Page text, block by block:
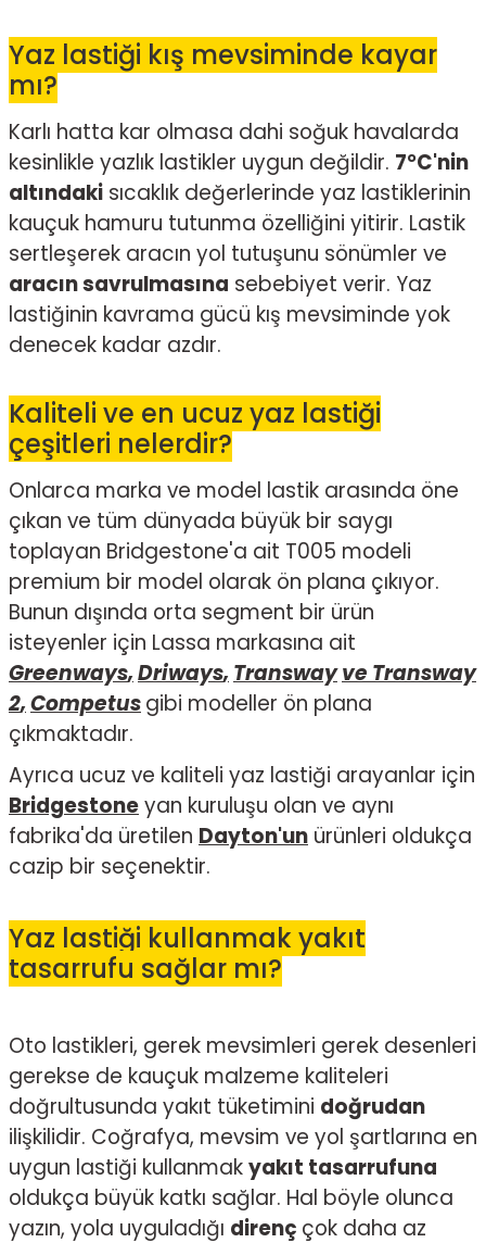
Yaz lastiği kış mevsiminde kayar
mı?
Karlı hatta kar olmasa dahi soğuk havalarda
kesinlikle yazlık lastikler uygun değildir. 7°C'nin
altındaki sıcaklık değerlerinde yaz lastiklerinin
kauçuk hamuru tutunma özelliğini yitirir. Lastik
sertleşerek aracın yol tutuşunu sönümler ve
aracın savrulmasına sebebiyet verir. Yaz
lastiğinin kavrama gücü kış mevsiminde yok
denecek kadar azdır.
Kaliteli ve en ucuz yaz lastiği
çeşitleri nelerdir?
Onlarca marka ve model lastik arasında öne
çıkan ve tüm dünyada büyük bir saygı
toplayan Bridgestone'a ait T005 modeli
premium bir model olarak ön plana çıkıyor.
Bunun dışında orta segment bir ürün
isteyenler için Lassa markasına ait
Greenways,Driways,Transwayve Transway
2,Competusgibi modeller ön plana
çıkmaktadır.
Ayrıca ucuz ve kaliteli yaz lastiği arayanlar için
Bridgestoneyan kuruluşu olan ve aynı
fabrika'da üretilen Dayton'un ürünleri oldukça
cazip bir seçenektir.
Yaz lastiği kullanmak yakıt
tasarrufu sağlar mı?
Oto lastikleri, gerek mevsimleri gerek desenleri
gerekse de kauçuk malzeme kaliteleri
doğrultusunda yakıt tüketimini doğrudan
ilişkilidir. Coğrafya, mevsim ve yol şartlarına en
uygun lastiği kullanmakyakıt tasarrufuna
oldukça büyük katkı sağlar. Hal böyle olunca
yazın, yola uyguladığı direnç çok daha az